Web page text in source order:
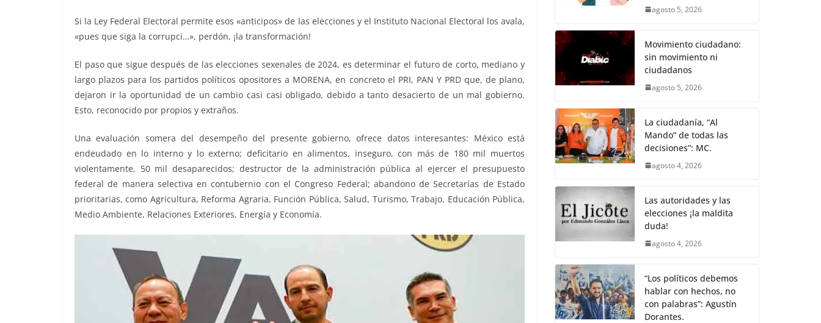
Si la Ley Federal Electoral permite esos «anticipos» de las elecciones y el Instituto Nacional Electoral los avala,
«pues que siga la corrupci…», perdón, ¡la transformación!
El paso que sigue después de las elecciones sexenales de 2024, es determinar el futuro de corto, mediano y
largo plazos para los partidos políticos opositores a MORENA, en concreto el PRI, PAN Y PRD que, de plano,
dejaron ir la oportunidad de un cambio casi casi obligado, debido a tanto desacierto de un mal gobierno.
Esto, reconocido por propios y extraños.
Una evaluación somera del desempeño del presente gobierno, ofrece datos interesantes: México está
endeudado en lo interno y lo externo; deficitario en alimentos, inseguro, con más de 180 mil muertos
violentamente, 50 mil desaparecidos; destructor de la administración pública al ejercer el presupuesto
federal de manera selectiva en contubernio con el Congreso Federal; abandono de Secretarías de Estado
prioritarias, como Agricultura, Reforma Agraria, Función Pública, Salud, Turismo, Trabajo, Educación Pública,
Medio Ambiente, Relaciones Exteriores, Energía y Economía.
agosto 5, 2026
Movimiento ciudadano:
sin movimiento ni
ciudadanos
agosto 5, 2026
La ciudadanía, “Al
Mando” de todas las
decisiones”: MC.
agosto 4, 2026
Las autoridades y las
elecciones ¡la maldita
duda!
agosto 4, 2026
“Los políticos debemos
hablar con hechos, no
con palabras”: Agustín
Dorantes.